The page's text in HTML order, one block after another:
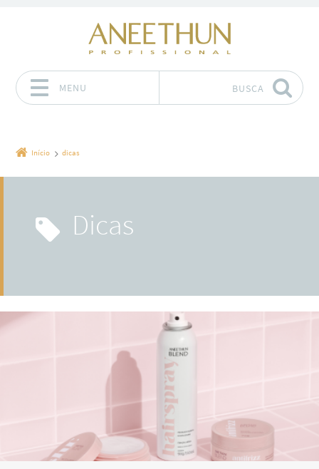
MENU BUSCA
Início dicas
dicas